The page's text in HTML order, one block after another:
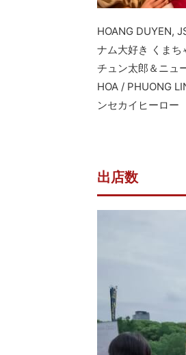
HOANG DUYEN,
ナム大好き くま
チュン太郎＆ニュ
HOA / PHUONG
ンセカイヒーロー
出店数